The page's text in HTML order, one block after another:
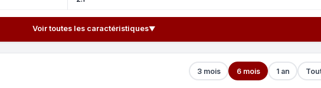
Voir toutes les caractéristiques▼
3 mois 6 mois 1 an